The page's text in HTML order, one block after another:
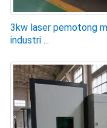
3kw laser pemotong
industri ...